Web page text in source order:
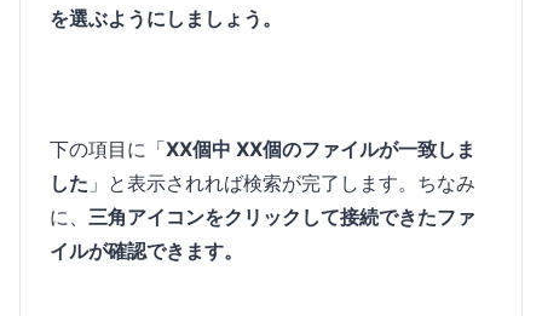
を選ぶようにしましょう。
下の項目に「XX個中 XX個のファイルが一致しま
した 」と表示されれば検索が完了します。ちなみ
に、 三角アイコンをクリックして接続できたファ
イルが確認できます。